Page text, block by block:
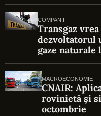
COMPANII
Transgaz
dezvoltatorul
gaze naturale
MACROECONOMIE
CNAIR:
rovinietă și
octombrie